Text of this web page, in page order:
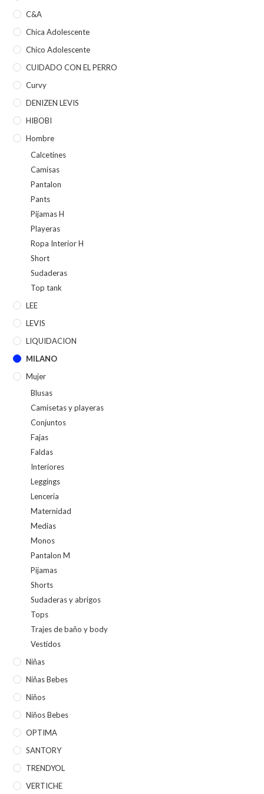
C&A
Chica Adolescente
Chico Adolescente
CUIDADO CON EL PERRO
Curvy
DENIZEN LEVIS
HIBOBI
Hombre
Calcetines
Camisas
Pantalon
Pants
Pijamas H
Playeras
Ropa Interior H
Short
Sudaderas
Top tank
LEE
LEVIS
LIQUIDACION
MILANO
Mujer
Blusas
Camisetas y playeras
Conjuntos
Fajas
Faldas
Interiores
Leggings
Lenceria
Maternidad
Medias
Monos
Pantalon M
Pijamas
Shorts
Sudaderas y abrigos
Tops
Trajes de baño y body
Vestidos
Niñas
Niñas Bebes
Niños
Niños Bebes
OPTIMA
SANTORY
TRENDYOL
VERTICHE